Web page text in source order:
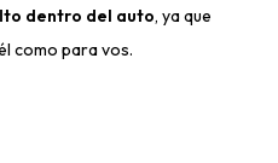
dentro del auto, ya que
como para vos.